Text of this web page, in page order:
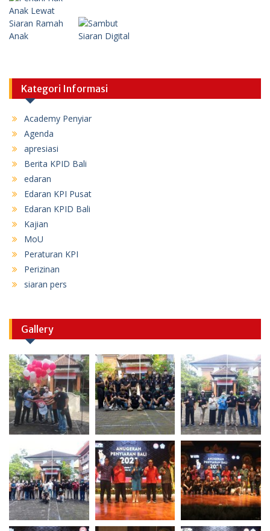
Kategori Informasi
Academy Penyiar
Agenda
apresiasi
Berita KPID Bali
edaran
Edaran KPI Pusat
Edaran KPID Bali
Kajian
MoU
Peraturan KPI
Perizinan
siaran pers
Gallery